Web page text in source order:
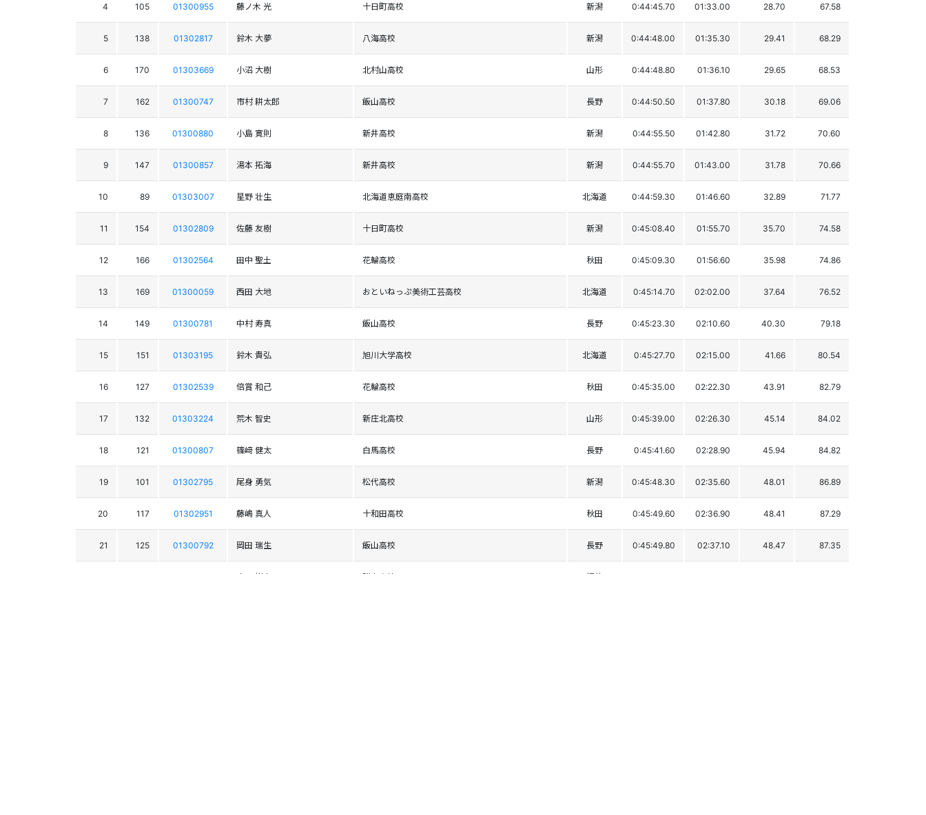
4 105 01300955 藤ノ木 光 十日町高校 新潟 0:44:45.70 01:33.00 28.70 67.58
5 138 01302817 鈴木 大夢 八海高校 新潟 0:44:48.00 01:35.30 29.41 68.29
6 170 01303669 小沼 大樹 北村山高校 山形 0:44:48.80 01:36.10 29.65 68.53
7 162 01300747 市村 耕太郎 飯山高校 長野 0:44:50.50 01:37.80 30.18 69.06
8 136 01300880 小島 寛則 新井高校 新潟 0:44:55.50 01:42.80 31.72 70.60
9 147 01300857 湯本 拓海 新井高校 新潟 0:44:55.70 01:43.00 31.78 70.66
10 89 01303007 星野 壮生 北海道恵庭南高校 北海道 0:44:59.30 01:46.60 32.89 71.77
11 154 01302809 佐藤 友樹 十日町高校 新潟 0:45:08.40 01:55.70 35.70 74.58
12 166 01302564 田中 聖土 花輪高校 秋田 0:45:09.30 01:56.60 35.98 74.86
13 169 01300059 西田 大地 おといねっぷ美術工芸高校 北海道 0:45:14.70 02:02.00 37.64 76.52
14 149 01300781 中村 寿真 飯山高校 長野 0:45:23.30 02:10.60 40.30 79.18
15 151 01303195 鈴木 貴弘 旭川大学高校 北海道 0:45:27.70 02:15.00 41.66 80.54
16 127 01302539 倍賞 和己 花輪高校 秋田 0:45:35.00 02:22.30 43.91 82.79
17 132 01303224 荒木 智史 新庄北高校 山形 0:45:39.00 02:26.30 45.14 84.02
18 121 01300807 篠﨑 健太 白馬高校 長野 0:45:41.60 02:28.90 45.94 84.82
19 101 01302795 尾身 勇気 松代高校 新潟 0:45:48.30 02:35.60 48.01 86.89
20 117 01302951 藤嶋 真人 十和田高校 秋田 0:45:49.60 02:36.90 48.41 87.29
21 125 01300792 岡田 瑞生 飯山高校 長野 0:45:49.80 02:37.10 48.47 87.35
宇田 彬人 勝山高校 福井